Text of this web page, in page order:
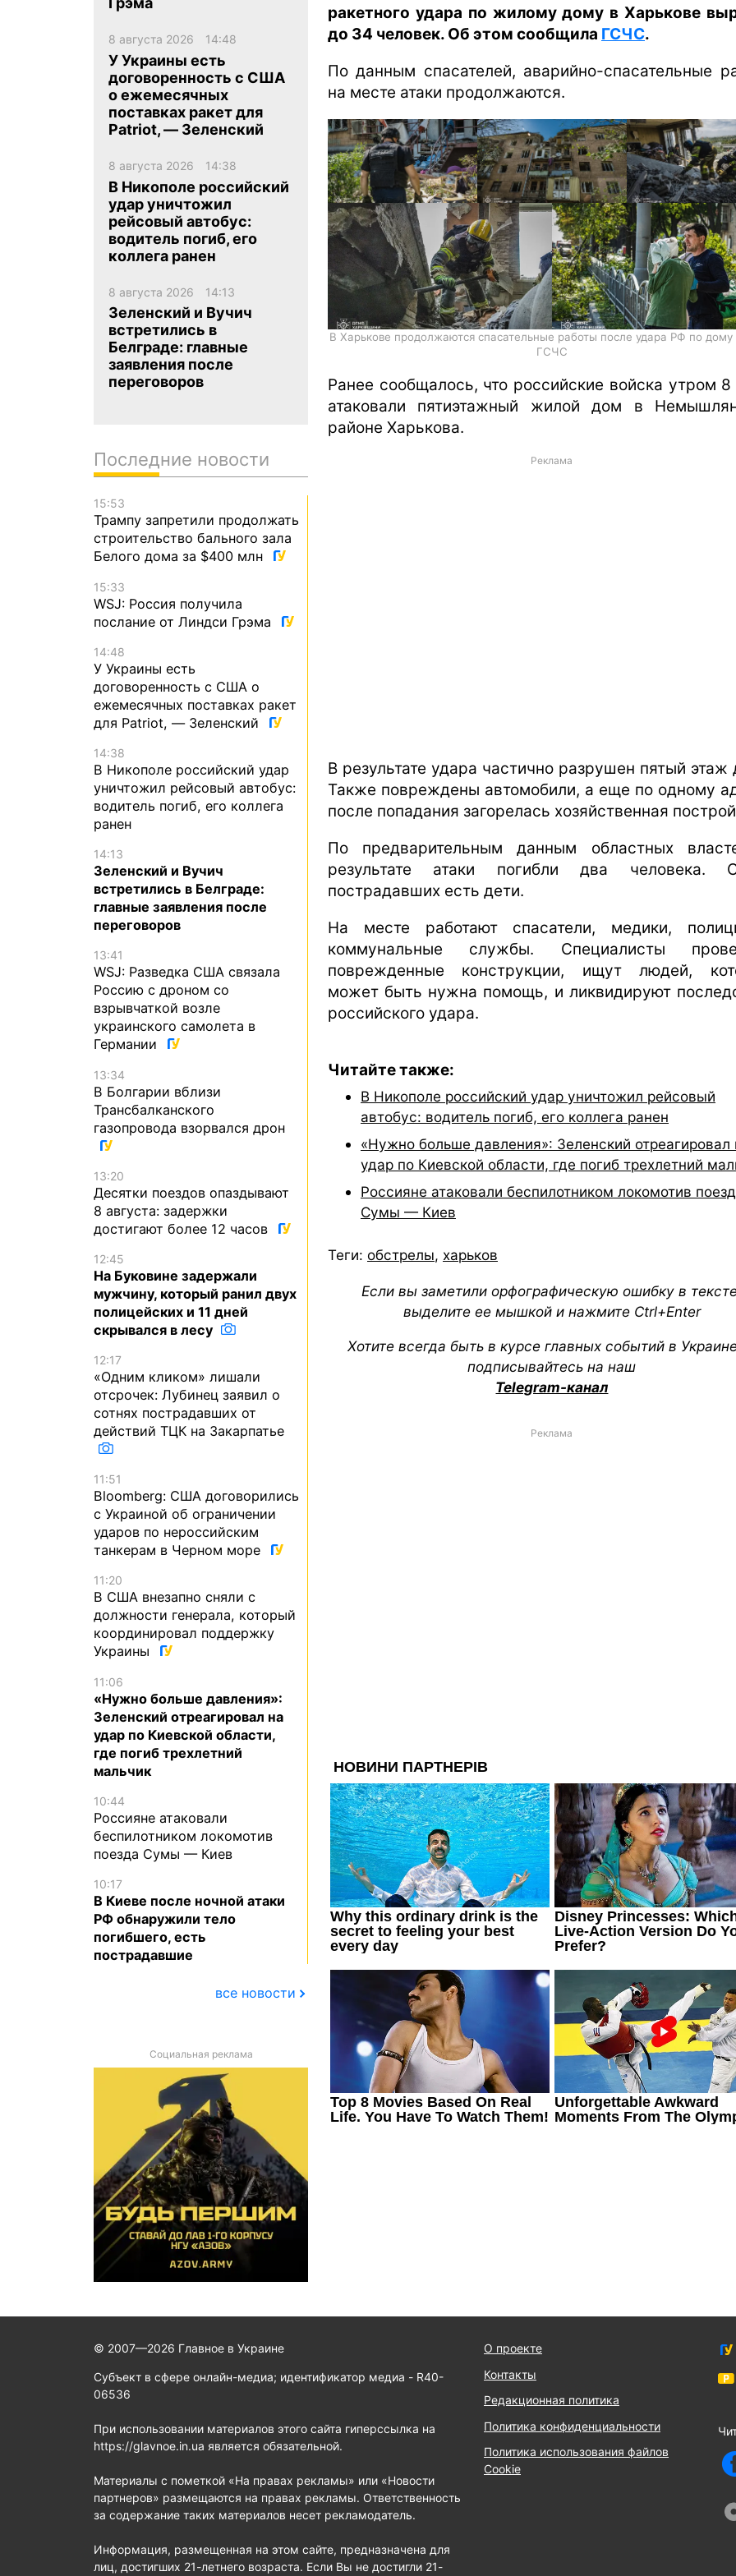
харьков
архив
gambling
en
ракетного удара по жилому дому в Харькове
до 34 человек. Об этом сообщила ГСЧС.
По данным спасателей, аварийно-спасательные
на месте атаки продолжаются.
В Харькове продолжаются спасательные работы после удара РФ по
ГСЧС
Ранее сообщалось, что российские войска утром
атаковали пятиэтажный жилой дом в
районе Харькова.
Реклама
В результате удара частично разрушен пятый этаж
Также повреждены автомобили, а еще по одному
после попадания загорелась хозяйственная
По предварительным данным областных
результате атаки погибли два человека.
пострадавших есть дети.
На месте работают спасатели, медики,
коммунальные службы. Специалисты
поврежденные конструкции, ищут людей,
может быть нужна помощь, и ликвидируют
российского удара.
Читайте также:
В Никополе российский удар уничтожил рейсовый
автобус: водитель погиб, его коллега ранен
«Нужно больше давления»: Зеленский отреагировал
удар по Киевской области, где погиб трехлетний
Россияне атаковали беспилотником локомотив
Сумы — Киев
Теги: обстрелы, харьков
Если вы заметили орфографическую ошибку в
выделите ее мышкой и нажмите Ctrl+Enter
Хотите всегда быть в курсе главных событий в
подписывайтесь на наш
Telegram-канал
Реклама
8 августа 2026 14:48
У Украины есть
договоренность с США
о ежемесячных
поставках ракет для
Patriot, — Зеленский
8 августа 2026 14:38
В Никополе российский
удар уничтожил
рейсовый автобус:
водитель погиб, его
коллега ранен
8 августа 2026 14:13
Зеленский и Вучич
встретились в
Белграде: главные
заявления после
переговоров
Последние новости
15:53
Трампу запретили продолжать
строительство бального зала
Белого дома за $400 млн
15:33
WSJ: Россия получила
послание от Линдси Грэма
14:48
У Украины есть
договоренность с США о
ежемесячных поставках ракет
для Patriot, — Зеленский
14:38
В Никополе российский удар
уничтожил рейсовый автобус:
водитель погиб, его коллега
ранен
14:13
Зеленский и Вучич
встретились в Белграде:
главные заявления после
переговоров
13:41
WSJ: Разведка США связала
Россию с дроном со
взрывчаткой возле
украинского самолета в
Германии
13:34
В Болгарии вблизи
Трансбалканского
газопровода взорвался дрон
13:20
Десятки поездов опаздывают
8 августа: задержки
достигают более 12 часов
12:45
На Буковине задержали
мужчину, который ранил двух
полицейских и 11 дней
скрывался в лесу
12:17
«Одним кликом» лишали
отсрочек: Лубинец заявил о
сотнях пострадавших от
действий ТЦК на Закарпатье
11:51
Bloomberg: США договорились
с Украиной об ограничении
ударов по нероссийским
танкерам в Черном море
11:20
В США внезапно сняли с
должности генерала, который
координировал поддержку
Украины
11:06
«Нужно больше давления»:
Зеленский отреагировал на
удар по Киевской области,
где погиб трехлетний
мальчик
10:44
Россияне атаковали
беспилотником локомотив
поезда Сумы — Киев
10:17
В Киеве после ночной атаки
РФ обнаружили тело
погибшего, есть
пострадавшие
все новости
Социальная реклама
© 2007—2026 Главное в Украине
Субъект в сфере онлайн-медиа; идентификатор медиа - R40-
06536
При использовании материалов этого сайта гиперссылка на
https://glavnoe.in.ua является обязательной.
Материалы с пометкой «На правах рекламы» или «Новости
партнеров» размещаются на правах рекламы. Ответственность
за содержание таких материалов несет рекламодатель.
Информация, размещенная на этом сайте, предназначена для
лиц, достигших 21-летнего возраста. Если Вы не достигли 21-
О проекте
Контакты
Редакционная политика
Политика конфиденциальности
Политика использования файлов
Cookie